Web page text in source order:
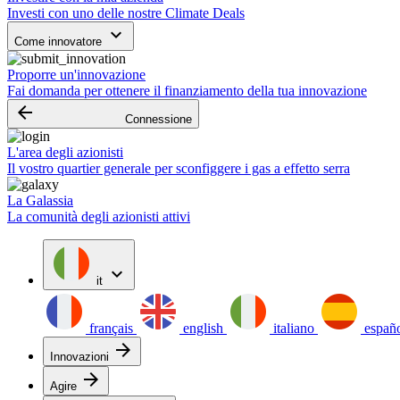
Investi con uno delle nostre Climate Deals
Come innovatore keyboard_arrow_down
Proporre un'innovazione
Fai domanda per ottenere il finanziamento della tua innovazione
arrow_backward Connessione
L'area degli azionisti
Il vostro quartier generale per sconfiggere i gas a effetto serra
La Galassia
La comunità degli azionisti attivi
it expand_more
français english italiano
Innovazioni arrow_forward
Agire arrow_forward